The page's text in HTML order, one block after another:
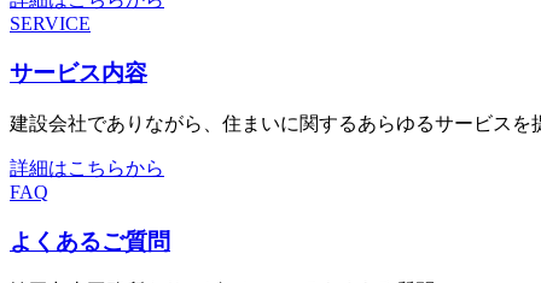
SERVICE
サービス内容
建設会社でありながら、住まいに関するあらゆるサービスを
詳細はこちらから
FAQ
よくあるご質問